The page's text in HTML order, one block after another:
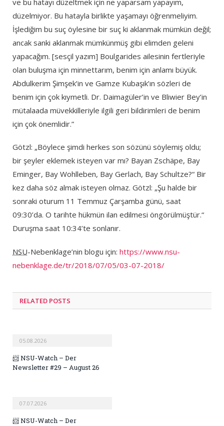
düzelmiyor. Bu hatayla birlikte yaşamayı öğrenmeliyim.
İşlediğim bu suç öylesine bir suç ki aklanmak mümkün değil;
ancak sanki aklanmak mümkünmüş gibi elimden geleni
yapacağım. [sesçil yazım] Boulgarides ailesinin fertleriyle
olan buluşma için minnettarım, benim için anlamı büyük.
Abdulkerim Şimşek’in ve Gamze Kubaşık’ın sözleri de
benim için çok kıymetli. Dr. Daimagüler’in ve Bliwier Bey’in
mütalaada müvekkilleriyle ilgili geri bildirimleri de benim
için çok önemlidir.”
Götzl: „Böylece şimdi herkes son sözünü söylemiş oldu;
bir şeyler eklemek isteyen var mı? Bayan Zschäpe, Bay
Eminger, Bay Wohlleben, Bay Gerlach, Bay Schultze?“ Bir
kez daha söz almak isteyen olmaz. Götzl: „Şu halde bir
sonraki oturum 11 Temmuz Çarşamba günü, saat
09:30’da. O tarihte hükmün ilan edilmesi öngörülmüştür.“
Duruşma saat 10:34’te sonlanır.
NSU-Nebenklage’nin blogu için: https://www.nsu-
nebenklage.de/tr/2018/07/05/03-07-2018/
RELATED POSTS
05.08.2026
📨 NSU-Watch – Der
Newsletter #29 – August 26
07.07.2026
📨 NSU-Watch – Der